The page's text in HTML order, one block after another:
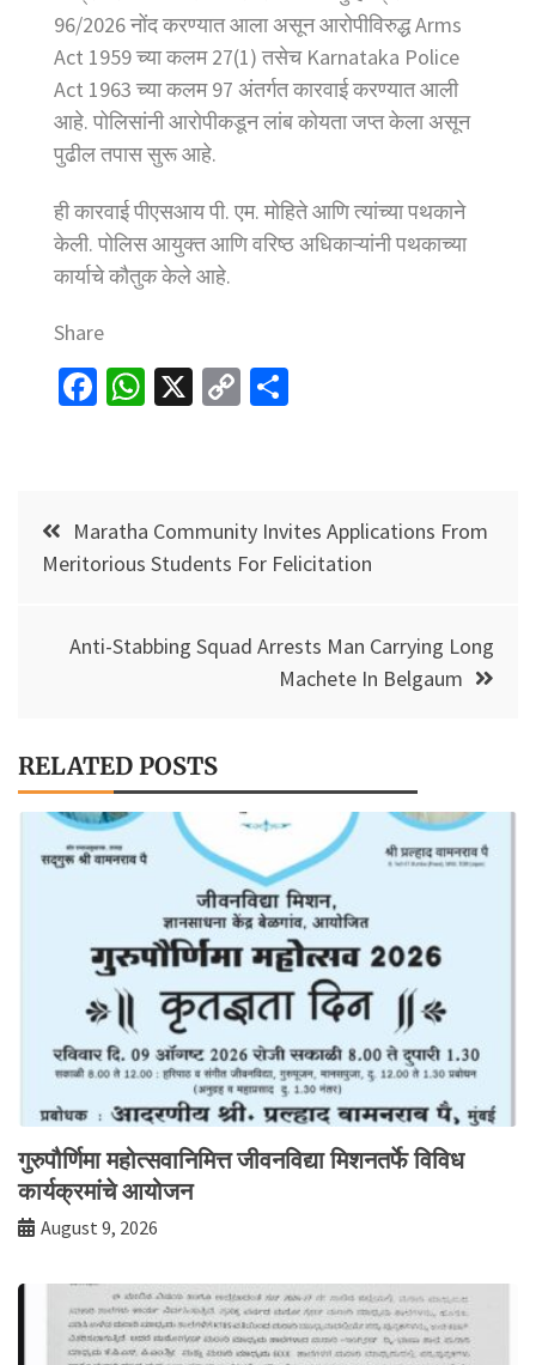
96/2026 नोंद करण्यात आला असून आरोपीविरुद्ध Arms
Act 1959 च्या कलम 27(1) तसेच Karnataka Police
Act 1963 च्या कलम 97 अंतर्गत कारवाई करण्यात आली
आहे. पोलिसांनी आरोपीकडून लांब कोयता जप्त केला असून
पुढील तपास सुरू आहे.
ही कारवाई पीएसआय पी. एम. मोहिते आणि त्यांच्या पथकाने
केली. पोलिस आयुक्त आणि वरिष्ठ अधिकाऱ्यांनी पथकाच्या
कार्याचे कौतुक केले आहे.
Share
Fa
o
k
W
p
p
X
C
Li
n
Post
navigation
Maratha Community Invites Applications From
Meritorious Students For Felicitation
Anti-Stabbing Squad Arrests Man Carrying Long
Machete In Belgaum
RELATED POSTS
गुरुपौर्णिमा महोत्सवानिमित्त जीवनविद्या मिशनतर्फे विविध
कार्यक्रमांचे आयोजन
August 9, 2026